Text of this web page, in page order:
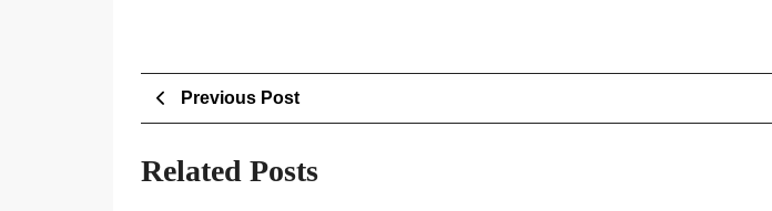
Post
navigation
Previous PostPrevious
Post
Related Posts